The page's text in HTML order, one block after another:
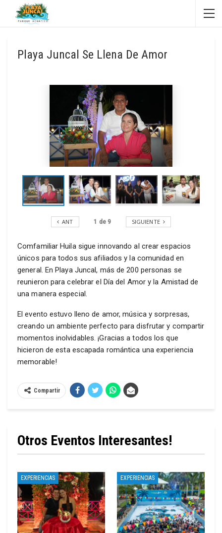
Playa Juncal Se Llena De Amor
ANT 1 de 9 SIGUIENTE
Comfamiliar Huila sigue innovando al crear espacios
únicos para todos sus afiliados y la comunidad en
general. En Playa Juncal, más de 200 personas se
reunieron para celebrar el Día del Amor y la Amistad de
una manera especial.
El evento estuvo lleno de amor, música y sorpresas,
creando un ambiente perfecto para disfrutar y compartir
momentos inolvidables. ¡Gracias a todos los que
hicieron de esta escapada romántica una experiencia
memorable!
Compartir
Otros Eventos Interesantes!
EXPERIENCIAS EXPERIENCIAS